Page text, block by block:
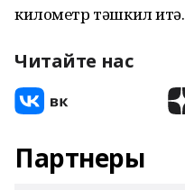
километр тәшкил итә.
Читайте нас
Партнеры